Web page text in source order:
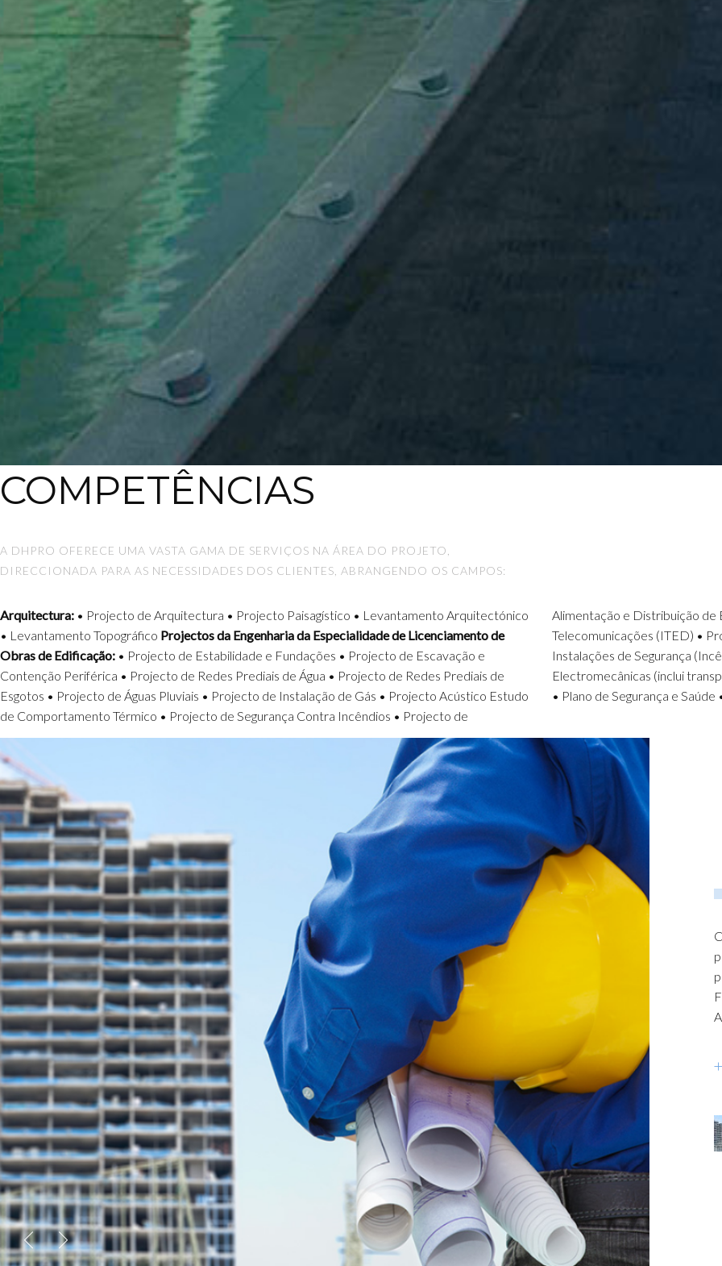
COMPETÊNCIAS
A DHPRO OFERECE UMA VASTA GAMA DE SERVIÇOS NA ÁREA DO PROJETO,
DIRECCIONADA PARA AS NECESSIDADES DOS CLIENTES, ABRANGENDO OS CAMPOS:
Arquitectura: • Projecto de Arquitectura • Projecto Paisagístico • Levantamento Arquitectónico
• Levantamento Topográfico Projectos da Engenharia da Especialidade de Licenciamento de
Obras de Edificação: • Projecto de Estabilidade e Fundações • Projecto de Escavação e
Contenção Periférica • Projecto de Redes Prediais de Água • Projecto de Redes Prediais de
Esgotos • Projecto de Águas Pluviais • Projecto de Instalação de Gás • Projecto Acústico Estudo
de Comportamento Térmico • Projecto de Segurança Contra Incêndios • Projecto de
Alimentação e Distribuição de
Telecomunicações (ITED) •
Instalações de Segurança (Incêndio, Intrusão e CCTV) • Projecto de Instalações
Electromecânicas (inclui transporte de pessoas/mercadorias) • Projecto de Arranjos Exteriores
• Plano de Segurança e